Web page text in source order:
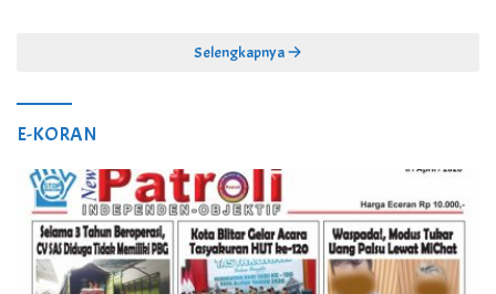
Selengkapnya
E-KORAN